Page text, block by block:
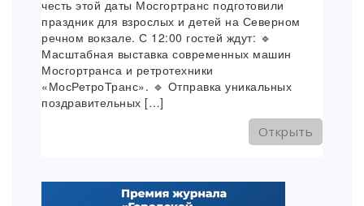
честь этой даты Мосгортранс подготовили
праздник для взрослых и детей на Северном
речном вокзале. С 12:00 гостей ждут: 🔹
Масштабная выставка современных машин
Мосгортранса и ретротехники
«МосРетроТранс». 🔹 Отправка уникальных
поздравительных […]
Открыть